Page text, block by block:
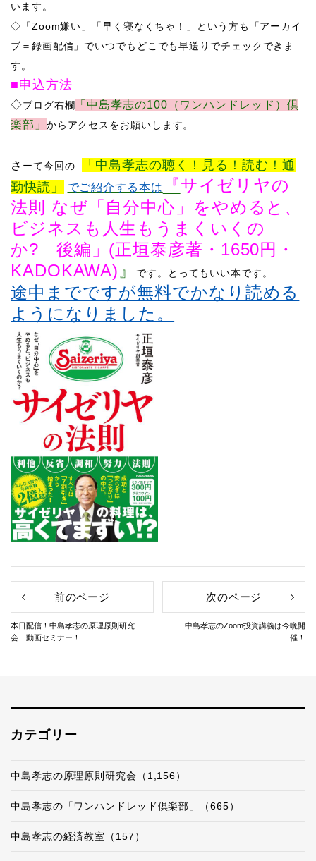
います。
​◇「Zoom嫌い」「早く寝なくちゃ！」という方も「アーカイ
ブ＝録画配信」でいつでもどこでも早送りでチェックできま
す。
■申込方法
​◇ブログ右欄
「中島孝志の100（ワンハンドレッド）倶
楽部」 からアクセスをお願いします。
さ ーて今回の
「中島孝志の聴く！見る！読む！通
勤快読」
でご紹介する本は 『サイゼリヤの
法則 なぜ「自分中心」をやめると、
ビジネスも人生もうまくいくの
か? 後編」 (正垣泰彦著・ 1650円・
KADOKAWA) 』 です。 とってもいい本です。
途中までですが無料でかなり読める
ようになりました。
前のページ
本日配信！中島孝志の原理原則研究
会 動画セミナー！
次のページ
中島孝志のZoom投資講義は今晩開
催！
カテゴリー
中島孝志の原理原則研究会（1,156）
中島孝志の「ワンハンドレッド倶楽部」（665）
中島孝志の経済教室（157）